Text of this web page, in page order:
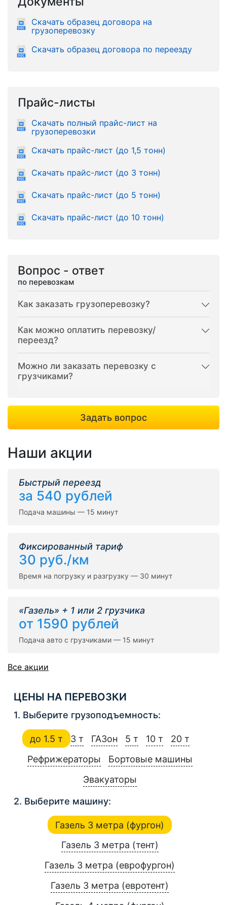
Скачать образец договора на
грузоперевозку
Скачать образец договора по переезду
Прайс-листы
Скачать полный прайс-лист на
грузоперевозки
Скачать прайс-лист (до 1,5 тонн)
Скачать прайс-лист (до 3 тонн)
Скачать прайс-лист (до 5 тонн)
Скачать прайс-лист (до 10 тонн)
Вопрос - ответ
по перевозкам
Как заказать грузоперевозку?
Как можно оплатить перевозку/
переезд?
Можно ли заказать перевозку с
грузчиками?
Задать вопрос
Наши акции
Быстрый переезд
за 540 рублей
Подача машины — 15 минут
Фиксированный тариф
30 руб./км
Время на погрузку и разгрузку — 30 минут
«Газель» + 1 или 2 грузчика
от 1590 рублей
Подача авто с грузчиками — 15 минут
Все акции
ЦЕНЫ НА ПЕРЕВОЗКИ
1. Выберите грузоподъемность:
до 1.5 т 3 т ГАЗон 5 т 10 т
20 т
Рефрижераторы
Бортовые машины
Эвакуаторы
2. Выберите машину:
Газель 3 метра (фургон)
Газель 3 метра (тент)
Газель 3 метра (еврофургон)
Газель 3 метра (евротент)